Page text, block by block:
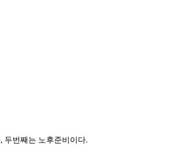
두번째는 노후준비이다.